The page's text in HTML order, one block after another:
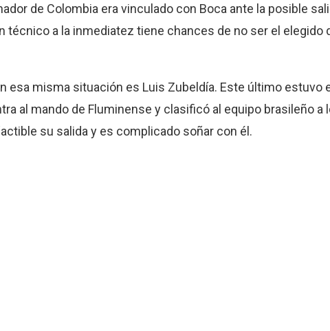
de Colombia era vinculado con Boca ante la posible
técnico a la inmediatez tiene chances de no ser el elegido
esa misma situación es Luis Zubeldía. Este último estuvo
al mando de Fluminense y clasificó al equipo brasileño a
su salida y es complicado soñar con él.